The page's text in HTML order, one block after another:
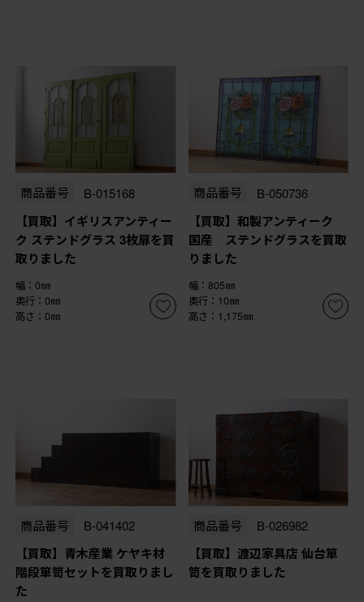
商品番号 B-015168
【買取】イギリスアンティー
ク ステンドグラス 3枚扉を買
取りました
幅：0㎜
奥行：0㎜
高さ：0㎜
商品番号 B-050736
【買取】和製アンティーク
国産 ステンドグラスを買取
りました
幅：805㎜
奥行：10㎜
高さ：1,175㎜
商品番号 B-041402
【買取】青木産業 ケヤキ材
階段箪笥セットを買取りまし
た
商品番号 B-026982
【買取】渡辺家具店 仙台箪
笥を買取りました